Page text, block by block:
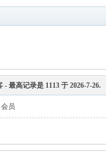
- 最高记录是 1113 于 2026-7-26.
会员